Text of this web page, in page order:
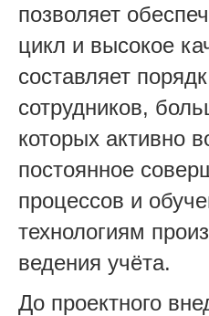
позволяет
цикл и высокое
составляет
сотрудников,
которых активно
постоянное
процессов и
технологиям
ведения учёта.
До проектного